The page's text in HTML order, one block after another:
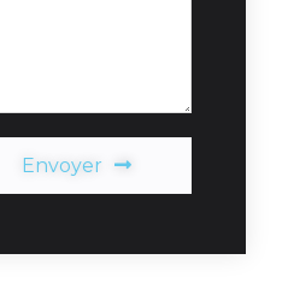
Envoyer